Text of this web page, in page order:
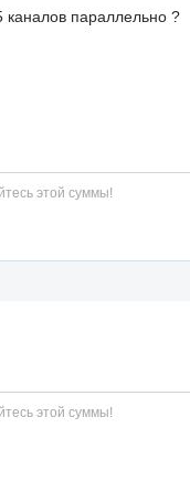
параллельно ?
этой суммы!
этой суммы!